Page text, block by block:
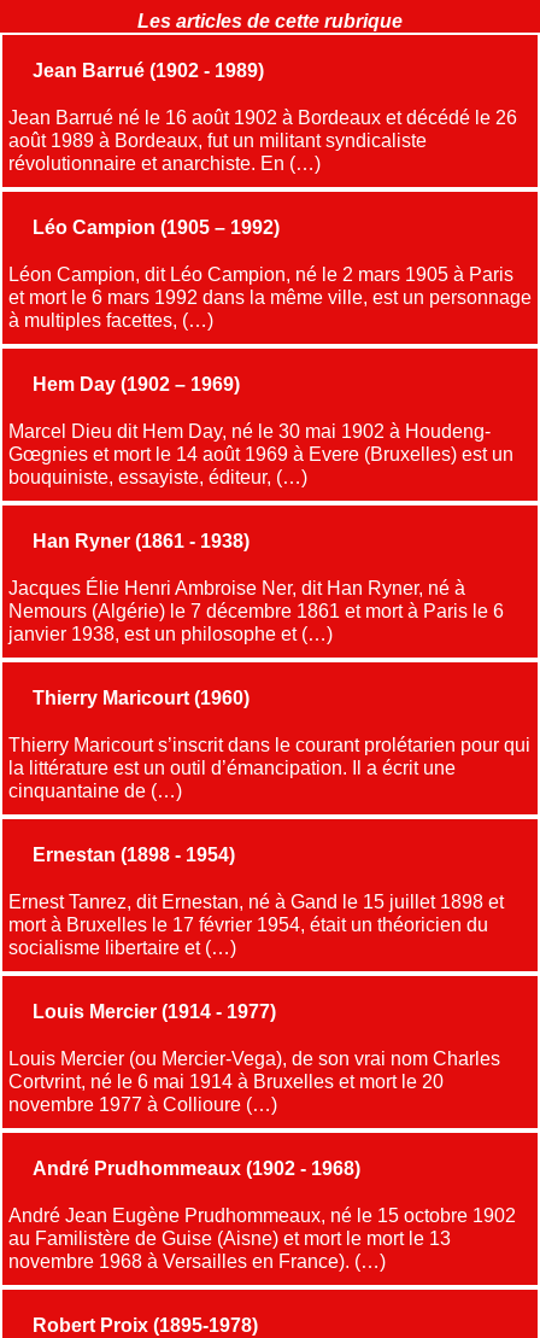
Les articles de cette rubrique
Jean Barrué (1902 - 1989)
Jean Barrué né le 16 août 1902 à Bordeaux et décédé le 26
août 1989 à Bordeaux, fut un militant syndicaliste
révolutionnaire et anarchiste. En (…)
Léo Campion (1905 – 1992)
Léon Campion, dit Léo Campion, né le 2 mars 1905 à Paris
et mort le 6 mars 1992 dans la même ville, est un personnage
à multiples facettes, (…)
Hem Day (1902 – 1969)
Marcel Dieu dit Hem Day, né le 30 mai 1902 à Houdeng-
Gœgnies et mort le 14 août 1969 à Evere (Bruxelles) est un
bouquiniste, essayiste, éditeur, (…)
Han Ryner (1861 - 1938)
Jacques Élie Henri Ambroise Ner, dit Han Ryner, né à
Nemours (Algérie) le 7 décembre 1861 et mort à Paris le 6
janvier 1938, est un philosophe et (…)
Thierry Maricourt (1960)
Thierry Maricourt s’inscrit dans le courant prolétarien pour qui
la littérature est un outil d’émancipation. Il a écrit une
cinquantaine de (…)
Ernestan (1898 - 1954)
Ernest Tanrez, dit Ernestan, né à Gand le 15 juillet 1898 et
mort à Bruxelles le 17 février 1954, était un théoricien du
socialisme libertaire et (…)
Louis Mercier (1914 - 1977)
Louis Mercier (ou Mercier-Vega), de son vrai nom Charles
Cortvrint, né le 6 mai 1914 à Bruxelles et mort le 20
novembre 1977 à Collioure (…)
André Prudhommeaux (1902 - 1968)
André Jean Eugène Prudhommeaux, né le 15 octobre 1902
au Familistère de Guise (Aisne) et mort le mort le 13
novembre 1968 à Versailles en France). (…)
Robert Proix (1895-1978)